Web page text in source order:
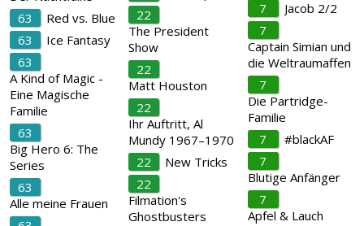
63
Red vs. Blue
63
Ice Fantasy
63
A Kind of Magic -
Eine Magische
Familie
63
Big Hero 6: The
Series
63
Alle meine Frauen
22
The President
Show
22
Matt Houston
22
Ihr Auftritt, Al
Mundy 1967–1970
22
New Tricks
22
Filmation's
Ghostbusters
7
Jacob 2/2
7
Captain Simian und
die Weltraumaffen
7
Die Partridge-
Familie
7
#blackAF
7
Blutige Anfänger
7
Apfel & Lauch